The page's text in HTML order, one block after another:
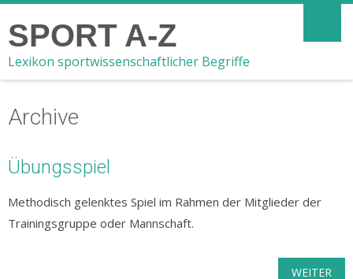
SPORT A-Z
Lexikon sportwissenschaftlicher Begriffe
Archive
Übungsspiel
Methodisch gelenktes Spiel im Rahmen der Mitglieder der
Trainingsgruppe oder Mannschaft.
WEITER